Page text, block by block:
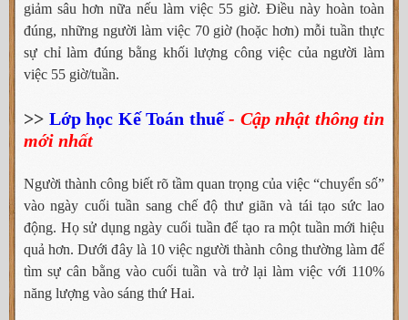
giảm sâu hơn nữa nếu làm việc 55 giờ. Điều này hoàn toàn
đúng, những người làm việc 70 giờ (hoặc hơn) mỗi tuần thực
sự chỉ làm đúng bằng khối lượng công việc của người làm
việc 55 giờ/tuần.
>> Lớp học Kế Toán thuế- Cập nhật thông tin
mới nhất
Người thành công biết rõ tầm quan trọng của việc “chuyển số”
vào ngày cuối tuần sang chế độ thư giãn và tái tạo sức lao
động. Họ sử dụng ngày cuối tuần để tạo ra một tuần mới hiệu
quả hơn. Dưới đây là 10 việc người thành công thường làm để
tìm sự cân bằng vào cuối tuần và trở lại làm việc với 110%
năng lượng vào sáng thứ Hai.